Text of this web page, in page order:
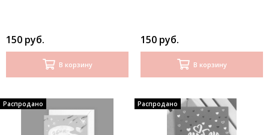
150 руб.
В корзину
150 руб.
В корзину
Распродано Распродано